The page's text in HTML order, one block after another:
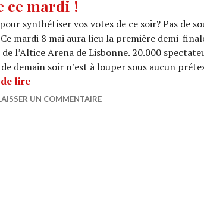
ce mardi !
synthétiser vos votes de ce soir? Pas de
mardi 8 mai aura lieu la première demi-
l’Altice Arena de Lisbonne. 20.000
demain soir n’est à louper sous aucun
lireEUROVISION 2018 : Téléchargez
UN COMMENTAIRE